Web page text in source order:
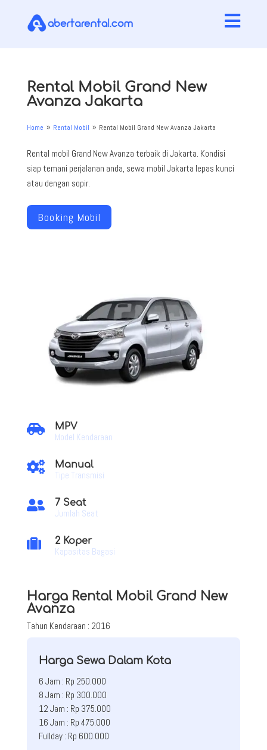

Rental Mobil Grand New
Avanza Jakarta
Home 9 Rental Mobil 9 Rental Mobil Grand New Avanza Jakarta
Rental mobil Grand New Avanza terbaik di Jakarta. Kondisi
siap temani perjalanan anda, sewa mobil Jakarta lepas kunci
atau dengan sopir.
Booking Mobil
 MPV
Model Kendaraan
 Manual
Tipe Transmisi
 7 Seat
Jumlah Seat
 2 Koper
Kapasitas Bagasi
Harga Rental Mobil Grand New
Avanza
Tahun Kendaraan : 2016
Harga Sewa Dalam Kota
6 Jam : Rp 250.000
8 Jam : Rp 300.000
12 Jam : Rp 375.000
16 Jam : Rp 475.000
Fullday : Rp 600.000